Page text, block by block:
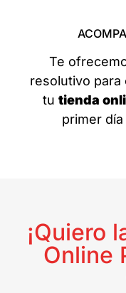
Te
resolutivo para
tu tienda
primer
¡Quiero
Online